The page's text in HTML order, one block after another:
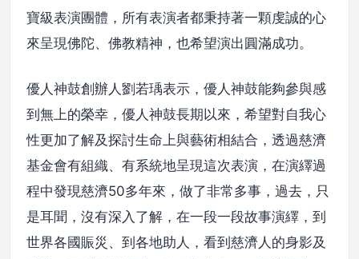
寶級表演團體，所有表演者都秉持著一顆虔誠的心
來呈現佛陀、佛教精神，也希望演出圓滿成功。
優人神鼓創辦人劉若瑀表示，優人神鼓能夠參與感
到無上的榮幸，優人神鼓長期以來，希望對自我心
性更加了解及探討生命上與藝術相結合，透過慈濟
基金會有組織、有系統地呈現這次表演，在演繹過
程中發現慈濟50多年來，做了非常多事，過去，只
是耳聞，沒有深入了解，在一段一段故事演繹，到
世界各國賑災、到各地助人，看到慈濟人的身影及